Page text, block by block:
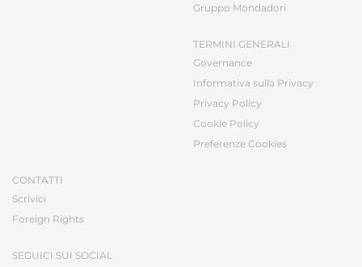
Gruppo Mondadori
TERMINI GENERALI
Governance
Informativa sulla Privacy
Privacy Policy
Cookie Policy
Preferenze Cookies
CONTATTI
Scrivici
Foreign Rights
SEGUICI SUI SOCIAL